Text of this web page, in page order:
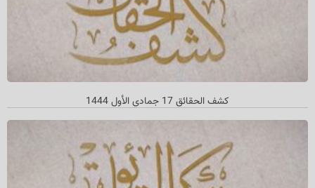
کشف الحقائق 17 جمادي الأول 1444